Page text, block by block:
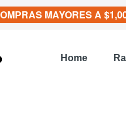
MAYORES A
Home